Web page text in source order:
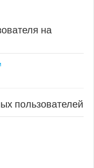
стандарт
объекта: 20421на
пользователей